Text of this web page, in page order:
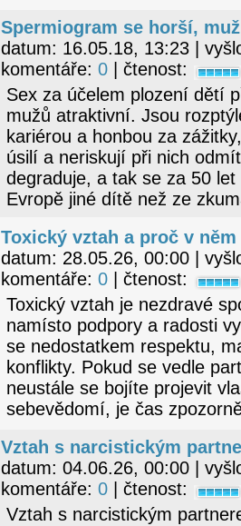
Spermiogram se horší,
datum: 16.05.18, 13:23 |
komentáře: 0 | čtenost:
Sex za účelem plození dětí
mužů atraktivní. Jsou
kariérou a honbou za
úsilí a neriskují při nich
degraduje, a tak se za 50
Evropě jiné dítě než ze
Toxický vztah a proč v něm
datum: 28.05.26, 00:00 |
komentáře: 0 | čtenost:
Toxický vztah je nezdravé
namísto podpory a radosti
se nedostatkem respektu,
konflikty. Pokud se vedle
neustále se bojíte projevit
sebevědomí, je čas
Vztah s narcistickým
datum: 04.06.26, 00:00 |
komentáře: 0 | čtenost:
Vztah s narcistickým